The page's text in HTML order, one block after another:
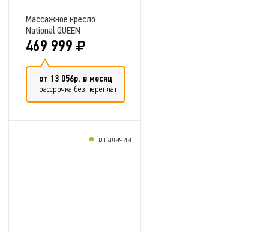
Массажное кресло
National QUEEN
469 999
от 13 056р. в месяц
рассрочка без переплат
в наличии